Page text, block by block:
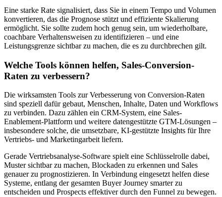
Eine starke Rate signalisiert, dass Sie in einem Tempo und Volumen
konvertieren, das die Prognose stützt und effiziente Skalierung
ermöglicht. Sie sollte zudem hoch genug sein, um wiederholbare,
coachbare Verhaltensweisen zu identifizieren – und eine
Leistungsgrenze sichtbar zu machen, die es zu durchbrechen gilt.
Welche Tools können helfen, Sales-Conversion-
Raten zu verbessern?
Die wirksamsten Tools zur Verbesserung von Conversion-Raten
sind speziell dafür gebaut, Menschen, Inhalte, Daten und Workflows
zu verbinden. Dazu zählen ein CRM-System, eine Sales-
Enablement-Plattform und weitere datengestützte GTM-Lösungen –
insbesondere solche, die umsetzbare, KI-gestützte Insights für Ihre
Vertriebs- und Marketingarbeit liefern.
Gerade Vertriebsanalyse-Software spielt eine Schlüsselrolle dabei,
Muster sichtbar zu machen, Blockaden zu erkennen und Sales
genauer zu prognostizieren. In Verbindung eingesetzt helfen diese
Systeme, entlang der gesamten Buyer Journey smarter zu
entscheiden und Prospects effektiver durch den Funnel zu bewegen.